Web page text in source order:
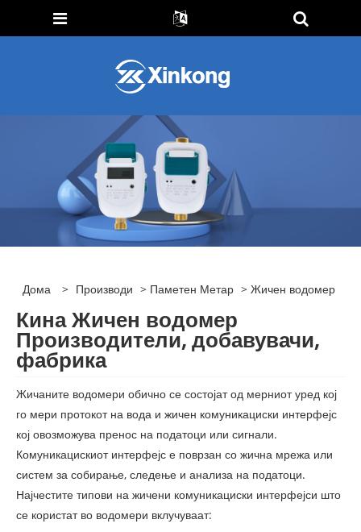
Дома > Производи > Паметен Метар > Жичен водомер
Кина Жичен водомер
Производители, добавувачи,
фабрика
Жичаните водомери обично се состојат од мерниот уред кој
го мери протокот на вода и жичен комуникациски интерфејс
кој овозможува пренос на податоци или сигнали.
Комуникацискиот интерфејс е поврзан со жична мрежа или
систем за собирање, следење и анализа на податоци.
Најчестите типови на жичени комуникациски интерфејси што
се користат во водомери вклучуваат: